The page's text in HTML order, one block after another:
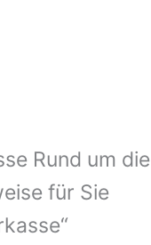
Rund um die
für Sie